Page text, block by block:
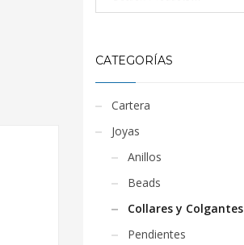
CATEGORÍAS
Cartera
Joyas
Anillos
Beads
Collares y Colgantes
Pendientes